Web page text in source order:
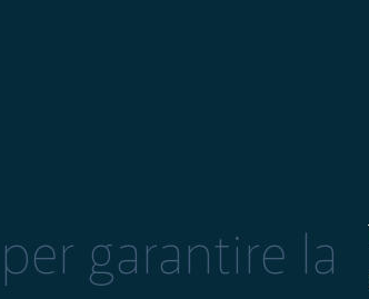
garantire la